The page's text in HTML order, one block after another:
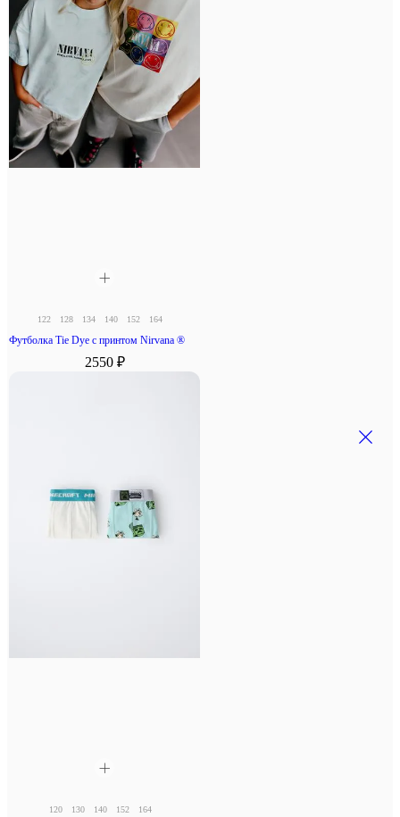
122 128 134 140 152 164
Футболка Tie Dye с принтом Nirvana ®
2550 ₽
120 130 140 152 164